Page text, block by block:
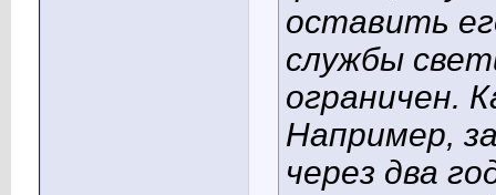
оставить
службы
ограничен.
Например,
через два